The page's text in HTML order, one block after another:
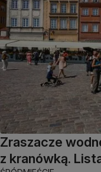
Zraszacze
z kranówką.